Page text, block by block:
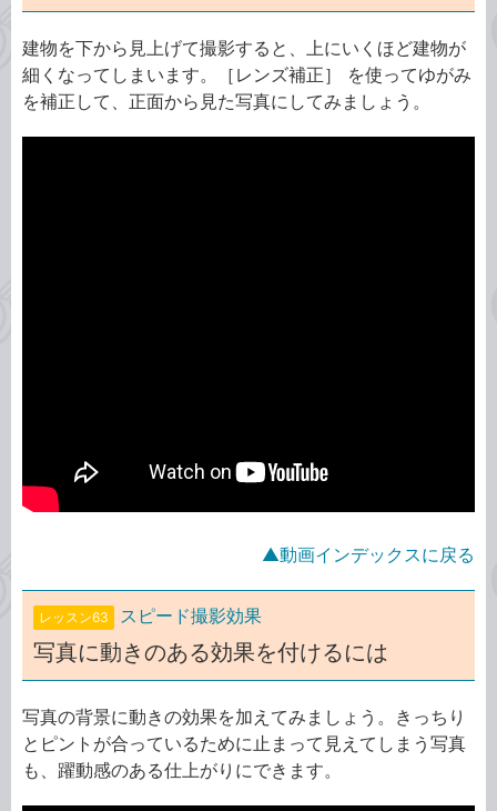
建物を下から見上げて撮影すると、上にいくほど建物が
細くなってしまいます。［レンズ補正］ を使ってゆがみ
を補正して、正面から見た写真にしてみましょう。
▲動画インデックスに戻る
レッスン63 スピード撮影効果
写真に動きのある効果を付けるには
写真の背景に動きの効果を加えてみましょう。きっちり
とピントが合っているために止まって見えてしまう写真
も、躍動感のある仕上がりにできます。